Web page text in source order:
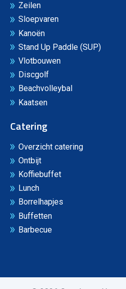
Zeilen
Sloepvaren
Kanoën
Stand Up Paddle (SUP)
Vlotbouwen
Discgolf
Beachvolleybal
Kaatsen
Catering
Overzicht catering
Ontbijt
Koffiebuffet
Lunch
Borrelhapjes
Buffetten
Barbecue